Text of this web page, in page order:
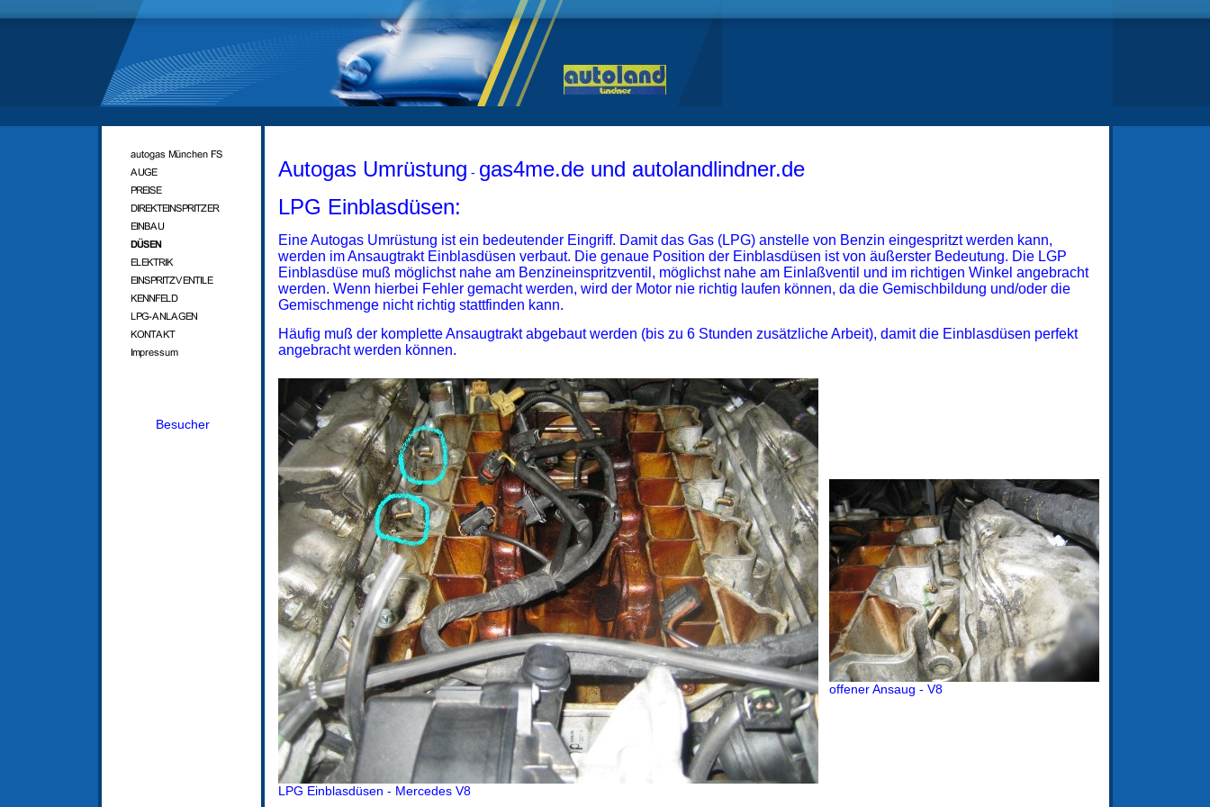
Besucher
Autogas Umrüstung - gas4me.de und autolandlindner.de
LPG Einblasdüsen:
Eine Autogas Umrüstung ist ein bedeutender Eingriff. Damit das Gas (LPG) anstelle von Benzin eingespritzt werden kann,
werden im Ansaugtrakt Einblasdüsen verbaut. Die genaue Position der Einblasdüsen ist von äußerster Bedeutung. Die LGP
Einblasdüse muß möglichst nahe am Benzineinspritzventil, möglichst nahe am Einlaßventil und im richtigen Winkel angebracht
werden. Wenn hierbei Fehler gemacht werden, wird der Motor nie richtig laufen können, da die Gemischbildung und/oder die
Gemischmenge nicht richtig stattfinden kann.
Häufig muß der komplette Ansaugtrakt abgebaut werden (bis zu 6 Stunden zusätzliche Arbeit), damit die Einblasdüsen perfekt
angebracht werden können.
LPG Einblasdüsen - Mercedes V8
offener Ansaug - V8